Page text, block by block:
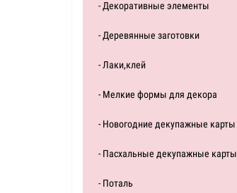
- Декоративные элементы
- Деревянные заготовки
- Лаки,клей
- Мелкие формы для декора
- Новогодние декупажные карты
- Пасхальные декупажные карты
- Поталь